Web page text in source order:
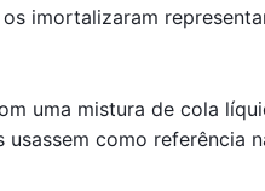
imortalizaram
uma mistura de cola
como referência